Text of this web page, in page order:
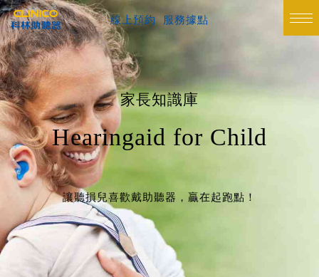
線上預約 服務據點
家長知識庫
Hearingaid for Child
讓聽損兒喜歡戴助聽器，贏在起跑點！